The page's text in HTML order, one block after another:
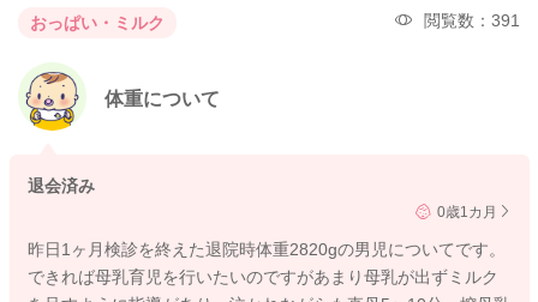
おっぱい・ミルク 閲覧数：391
体重について
退会済み
0歳1カ月
昨日1ヶ月検診を終えた退院時体重2820gの男児についてです。
できれば母乳育児を行いたいのですがあまり母乳が出ずミルク